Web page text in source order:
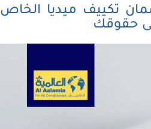
تكييف ميديا الخاص
حقوقك